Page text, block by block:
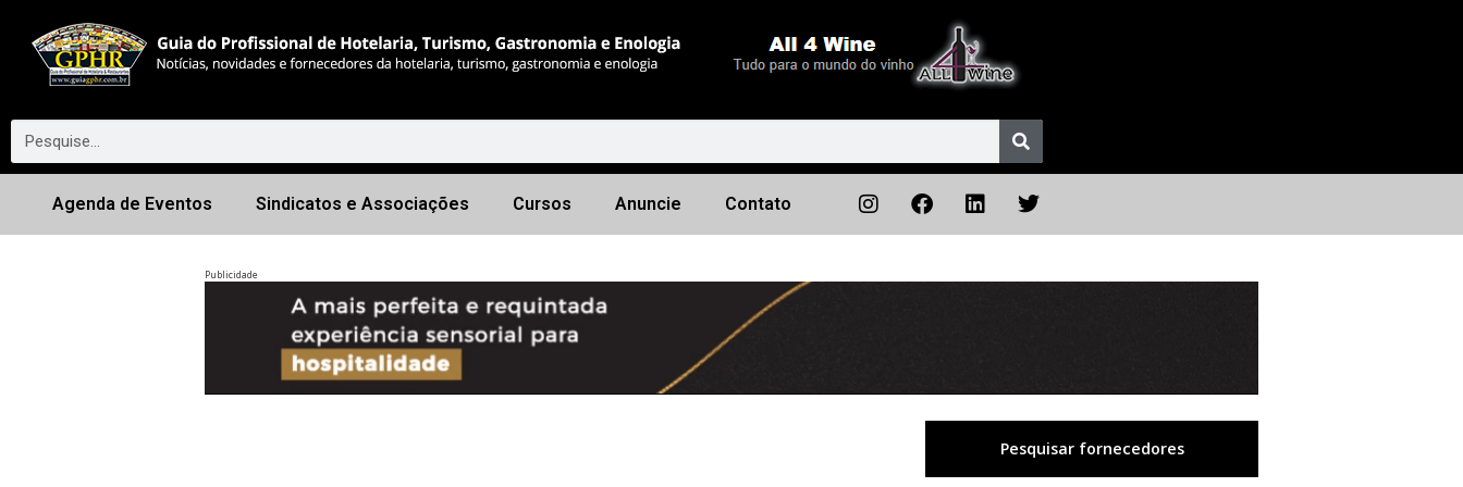
Agenda de Eventos Sindicatos e Associações Cursos Anuncie Contato
Publicidade
Próximo
Pesquisar fornecedores